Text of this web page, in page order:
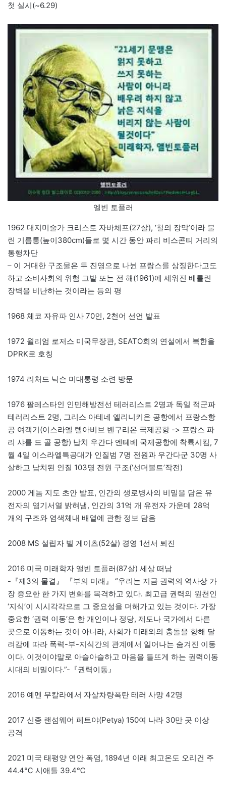
첫 실시(~6.29)
엘빈 토플러
1962 대지미술가 크리스토 자바체프(27살), ‘철의 장막’이라 불
린 기름통(높이380cm)들로 몇 시간 동안 파리 비스콘티 거리의
통행차단
– 이 거대한 구조물은 두 진영으로 나뉜 프랑스를 상징한다고도
하고 소비사회의 위험 고발 또는 전 해(1961)에 세워진 베를린
장벽을 비난하는 것이라는 등의 평
1968 체코 자유파 인사 70인, 2천어 선언 발표
1972 윌리엄 로저스 미국무장관, SEATO회의 연설에서 북한을
DPRK로 호칭
1974 리처드 닉슨 미대통령 소련 방문
1976 팔레스타인 인민해방전선 테러리스트 2명과 독일 적군파
테러리스트 2명, 그리스 아테네 엘리니키온 공항에서 프랑스항
공 여객기(이스라엘 텔아비브 벤구리온 국제공항 -> 프랑스 파
리 샤를 드 골 공항) 납치 우간다 엔테베 국제공항에 착륙시킴, 7
월 4일 이스라엘특공대가 인질범 7명 전원과 우간다군 30명 사
살하고 납치된 인질 103명 전원 구조(‘선더볼트’작전)
2000 게놈 지도 초안 발표, 인간의 생로병사의 비밀을 담은 유
전자의 염기서열 밝혀냄, 인간의 31억 개 유전자 가운데 28억
개의 구조와 염색체내 배열에 관한 정보 담음
2008 MS 설립자 빌 게이츠(52살) 경영 1선서 퇴진
2016 미국 미래학자 앨빈 토플러(87살) 세상 떠남
-『제3의 물결』 『부의 미래』 “우리는 지금 권력의 역사상 가
장 중요한 한 가지 변화를 목격하고 있다. 최고급 권력의 원천인
‘지식’이 시시각각으로 그 중요성을 더해가고 있는 것이다. 가장
중요한 ‘권력 이동’은 한 개인이나 정당, 제도나 국가에서 다른
곳으로 이동하는 것이 아니라, 사회가 미래와의 충돌을 향해 달
려감에 따라 폭력-부-지식간의 관계에서 일어나는 숨겨진 이동
이다. 이것이야말로 아슬아슬하고 마음을 들뜨게 하는 권력이동
시대의 비밀이다.”-『권력이동』
2016 예멘 무칼라에서 자살차량폭탄 테러 사망 42명
2017 신종 랜섬웨어 페트야(Petya) 150여 나라 30만 곳 이상
공격
2021 미국 태평양 연안 폭염, 1894년 이래 최고온도 오리건 주
44.4℃ 시애틀 39.4℃